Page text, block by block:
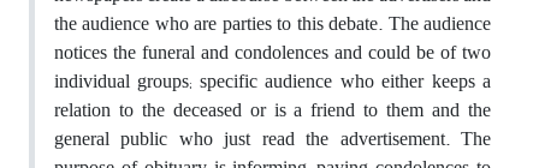
the audience who are parties to this debate. The audience
notices the funeral and condolences and could be of two
individual groups; specific audience who either keeps a
relation to the deceased or is a friend to them and the
general public who just read the advertisement. The